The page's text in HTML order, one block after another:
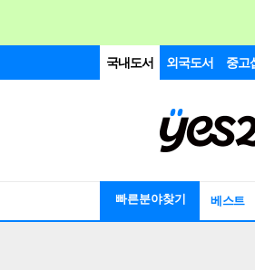
국내도서 외국도서 중고
빠른분야찾기 베스트